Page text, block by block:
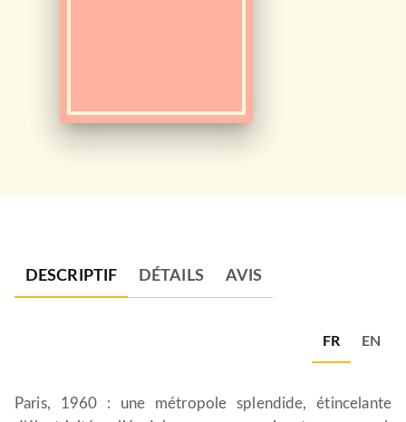
DESCRIPTIF DÉTAILS AVIS
FR EN
Paris, 1960 : une métropole splendide, étincelante